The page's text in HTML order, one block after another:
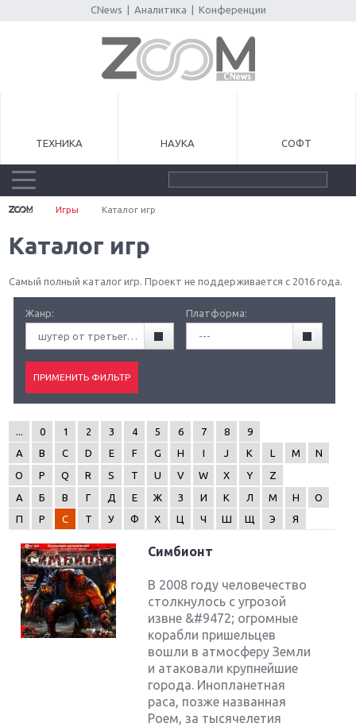
CNews Аналитика Конференции
ТЕХНИКА НАУКА СОФТ
Игры Каталог игр
Каталог игр
Самый полный каталог игр. Проект не поддерживается с 2016 года.
Жанр:
шутер от третьего лица (TPS)
Платформа:
---
0 1 2 3 4 5 6 7 8
9
A
B C D E F G H I J K L M
N
O
P Q R S T U V W X Y
Z
А
Б В Г Д Е Ж З И К Л М Н
О
П
Р С Т У Ф Х Ц Ч Ш Щ Э Я
Симбионт
В 2008 году человечество
столкнулось с угрозой
извне &#9472; огромные
корабли пришельцев
вошли в атмосферу Земли
и атаковали крупнейшие
города. Инопланетная
раса, позже названная
Роем, за тысячелетия
Крупнейшие релизы мая: Nintendo, Microsoft и